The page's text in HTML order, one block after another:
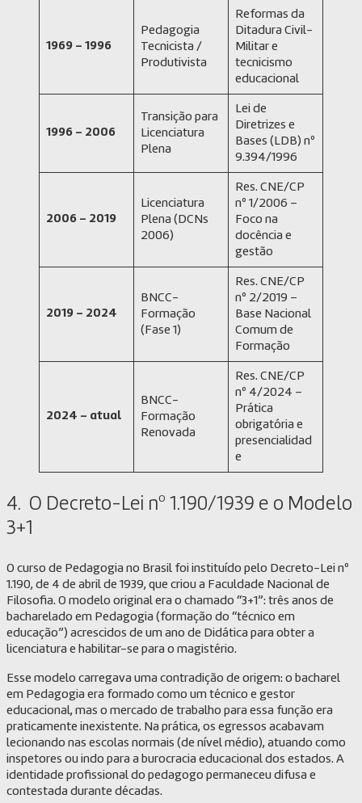
1969 – 1996
Pedagogia
Tecnicista /
Produtivista
Reformas da
Ditadura Civil-
Militar e
tecnicismo
educacional
1996 – 2006
Transição para
Licenciatura
Plena
Lei de
Diretrizes e
Bases (LDB) nº
9.394/1996
2006 – 2019
Licenciatura
Plena (DCNs
2006)
Res. CNE/CP
nº 1/2006 –
Foco na
docência e
gestão
2019 – 2024
BNCC-
Formação
(Fase 1)
Res. CNE/CP
nº 2/2019 –
Base Nacional
Comum de
Formação
2024 – atual
BNCC-
Formação
Renovada
Res. CNE/CP
nº 4/2024 –
Prática
obrigatória e
presencialidad
e
4. O Decreto-Lei nº 1.190/1939 e o Modelo
3+1
O curso de Pedagogia no Brasil foi instituído pelo Decreto-Lei nº
1.190, de 4 de abril de 1939, que criou a Faculdade Nacional de
Filosofia. O modelo original era o chamado “3+1”: três anos de
bacharelado em Pedagogia (formação do “técnico em
educação”) acrescidos de um ano de Didática para obter a
licenciatura e habilitar-se para o magistério.
Esse modelo carregava uma contradição de origem: o bacharel
em Pedagogia era formado como um técnico e gestor
educacional, mas o mercado de trabalho para essa função era
praticamente inexistente. Na prática, os egressos acabavam
lecionando nas escolas normais (de nível médio), atuando como
inspetores ou indo para a burocracia educacional dos estados. A
identidade profissional do pedagogo permaneceu difusa e
contestada durante décadas.